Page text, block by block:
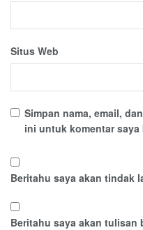
Situs Web
Simpan nama, email,
ini untuk komentar saya
Beritahu saya akan tindak
Beritahu saya akan tulisan